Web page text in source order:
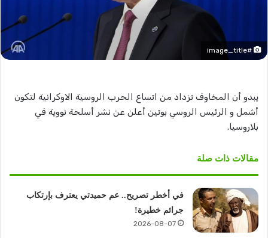
#image_title
يبدو أن المخاوف تزداد من اتساع الحرب الروسية الاوكرانية لتكون
أشمل و الرئيس الروسي بوتين أعلن عن نشر أسلحة نووية في
بلاروسيا.
مقالات ذات صلة
في أخطر تصريح.. عم حميدتي يعترف بإرتكاب
جرائم خطيرة!
2026-08-07